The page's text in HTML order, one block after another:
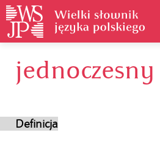
Historia
jednoczesny
Definicja